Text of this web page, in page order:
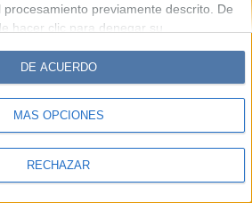
previamente descrito. De
hacer clic para denegar su
antes de otorgar su consentimiento.
procesamiento de sus datos
de su consentimiento, pero usted
tal procesamiento. Sus
su consentimiento en cualquier
MÁS OPCIONES
RECHAZAR
DE ACUERDO